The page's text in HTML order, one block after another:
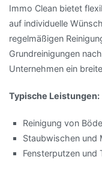
Immo Clean bietet
auf individuelle
regelmäßigen
Grundreinigungen
Unternehmen ein
Typische Leistungen:
Reinigung von
Staubwischen und
Fensterputzen und